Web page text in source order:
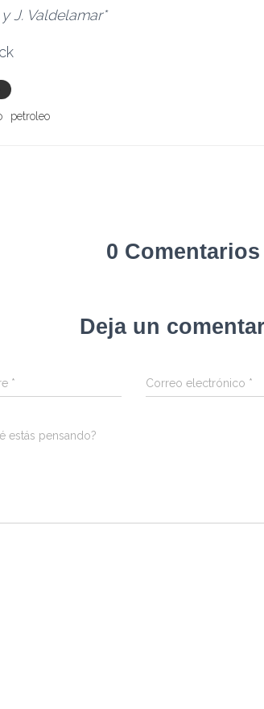
J. Valdelamar*
petroleo
0 Comentarios
Deja un
* Correo electrónico *
estás pensando?